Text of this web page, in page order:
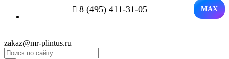
8 (495) 411-31-05 MAX
zakaz@mr-plintus.ru